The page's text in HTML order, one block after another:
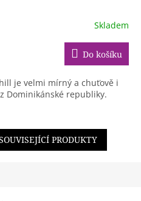
Skladem
Do košíku
je velmi mírný a chuťově i
Dominikánské republiky.
PRODUKTY